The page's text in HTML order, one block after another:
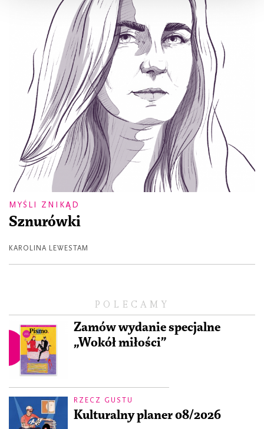
POLECAMY
Zamów wydanie specjalne
„Wokół miłości”
RZECZ GUSTU
Kulturalny planer 08/2026
MYŚLI ZNIKĄD
Sznurówki
KAROLINA LEWESTAM